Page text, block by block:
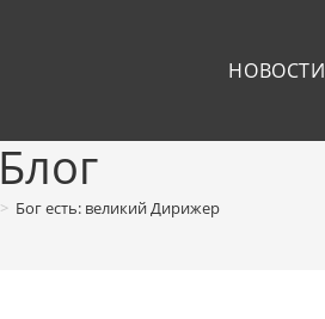
НОВОСТИ
Блог
> Бог есть: великий Дирижер